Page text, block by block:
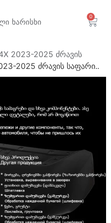
ხარისხი
0
2023-2025 ძრავის
2025 ძრავის საფარი..